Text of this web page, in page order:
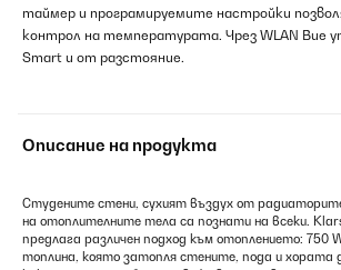
таймер и програмируемите настройки
контрол на температурата. Чрез WLAN Вие
Smart и от разстояние.
Описание на продукта
Студените стени, сухият въздух от
на отоплителните тела са познати на всеки.
предлага различен подход към отоплението: 750
топлина, която затопля стените, пода и хората